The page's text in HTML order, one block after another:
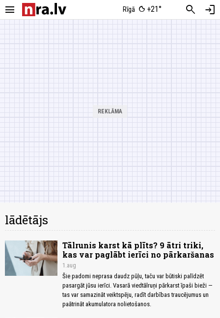
menu Rīgā +21° search login
lādētājs
Tālrunis karst kā plīts? 9 ātri triki,
kas var paglābt ierīci no pārkaršanas
1.aug
Šie padomi neprasa daudz pūļu, taču var būtiski palīdzēt
pasargāt jūsu ierīci. Vasarā viedtālruņi pārkarst īpaši bieži —
tas var samazināt veiktspēju, radīt darbības traucējumus un
paātrināt akumulatora nolietošanos.